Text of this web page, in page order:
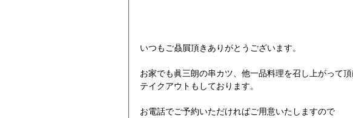
いつもご贔屓頂きありがとうございます。
お家でも眞三朗の串カツ、他一品料理を召し上がって頂
テイクアウトもしております。
お電話でご予約いただければご用意いたしますので